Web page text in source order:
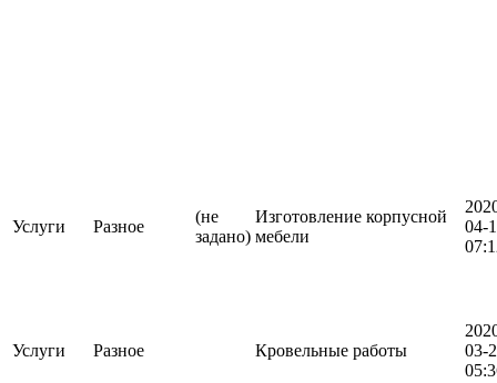
Услуги Разное
(не
задано)
Изготовление корпусной
мебели
04-
Услуги Разное Кровельные работы
03-